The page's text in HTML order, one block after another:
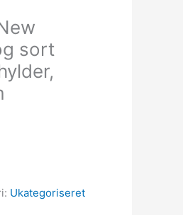
sort
Ukategoriseret